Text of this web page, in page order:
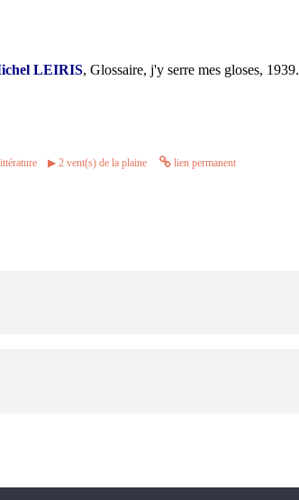
LEIRIS, Glossaire, j'y serre mes gloses, 1939.
▶︎ 2 vent(s) de la plaine lien permanent